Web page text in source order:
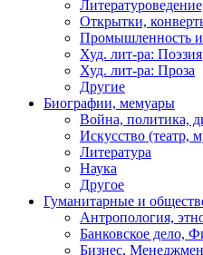
Открытки,
Промышленность
Худ. лит-ра: Поэзия
Худ. лит-ра: Проза
Другие
Биографии, мемуары
Война, политика,
Искусство (театр,
Литература
Наука
Другое
Гуманитарные и
Антропология,
Банковское дело,
Бизнес,